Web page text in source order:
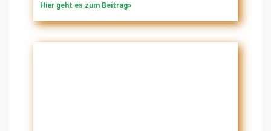
Hier geht es zum Beitrag»